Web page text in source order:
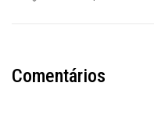
Comentários